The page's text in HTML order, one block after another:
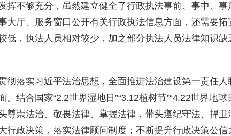
挥不够充分，虽然建立健全了行政执法事前、事中、
大厅、服务窗口公开有关行政执法信息方面，还需要拓
低，执法人员相对较少，加之部分执法人员法律知识
彻落实习近平法治思想，全面推进法治建设第一责任
。 结合国家“2.2世界湿地日 ”“3.12植树节”“4.22世界地球
尊崇法治、敬畏法律、 掌握法律，带头遵纪守法、捍
行政决策，落实法律顾问制度 ； 不断提升行政决策公